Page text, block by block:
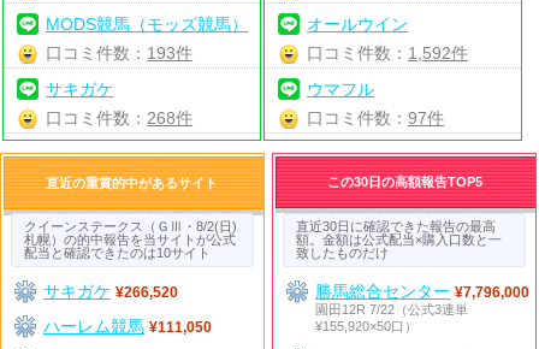
MODS競馬（モッズ競馬）
口コミ件数： 193件
サキガケ
口コミ件数： 268件
オールウイン
口コミ件数： 1,592件
ウマフル
口コミ件数： 97件
直近の重賞的中があるサイト
クイーンステークス（ＧⅢ・8/2(日)
札幌）の的中報告を当サイトが公式
配当と確認できたのは10サイト
サキガケ ¥266,520
ハーレム競馬 ¥111,050
この30日の高額報告TOP5
直近30日に確認できた報告の最高
額。金額は公式配当×購入口数と一
致したものだけ
勝馬総合センター ¥7,796,000
園田12R 7/22（公式3連単
¥155,920×50口）